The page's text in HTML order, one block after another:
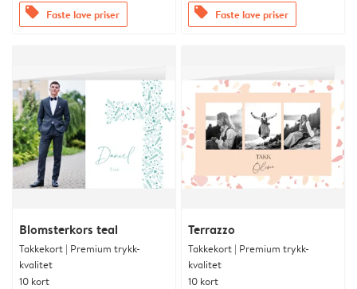
offers Faste lave priser offers Faste lave priser
Blomsterkors teal
Takkekort | Premium trykk-
kvalitet
10 kort
Terrazzo
Takkekort | Premium trykk-
kvalitet
10 kort